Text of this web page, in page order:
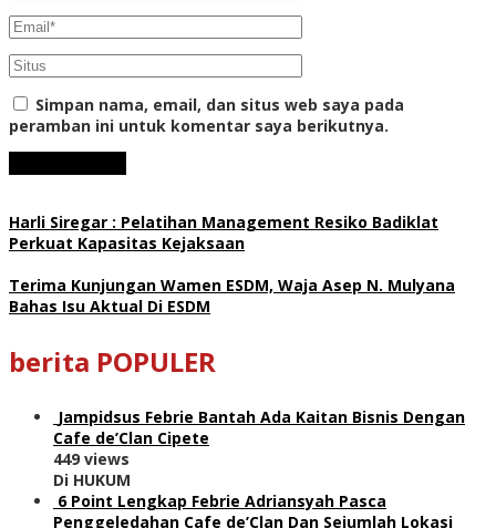
Simpan nama, email, dan situs web saya pada
peramban ini untuk komentar saya berikutnya.
Harli Siregar : Pelatihan Management Resiko Badiklat
Perkuat Kapasitas Kejaksaan
Terima Kunjungan Wamen ESDM, Waja Asep N. Mulyana
Bahas Isu Aktual Di ESDM
berita POPULER
Jampidsus Febrie Bantah Ada Kaitan Bisnis Dengan
Cafe de’Clan Cipete
449 views
Di HUKUM
6 Point Lengkap Febrie Adriansyah Pasca
Penggeledahan Cafe de’Clan Dan Sejumlah Lokasi